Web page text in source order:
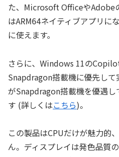
た、Microsoft OfficeやAdobe
はARM64ネイティブアプリに
に使えます。
さらに、Windows 11の
Snapdragon搭載機に優先し
がSnapdragon搭載機を優遇
す (詳しくはこちら)。
この製品はCPUだけが魅力的
ん。ディスプレイは発色品質